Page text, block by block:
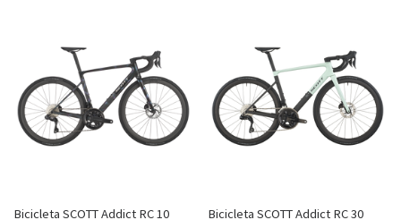
Bicicleta SCOTT Addict RC 10 Bicicleta SCOTT Addict RC 30